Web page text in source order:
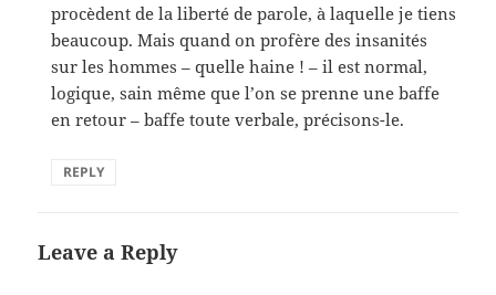
procèdent de la liberté de parole, à laquelle je tiens
beaucoup. Mais quand on profère des insanités
sur les hommes – quelle haine ! – il est normal,
logique, sain même que l’on se prenne une baffe
en retour – baffe toute verbale, précisons-le.
REPLY
Leave a Reply